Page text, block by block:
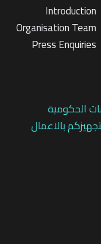
Introduction
Organisation Team
Press Enquiries
الحكومية
بالاعمال